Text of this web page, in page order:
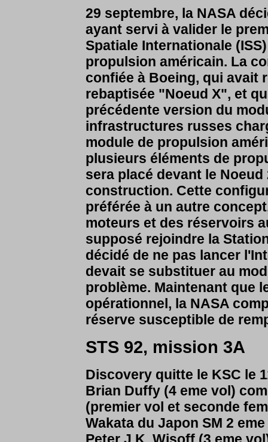
29 septembre, la NASA
ayant servi à valider le
Spatiale Internationale
propulsion américain. La
confiée à Boeing, qui avait
rebaptisée "Noeud X", et
précédente version du
infrastructures russes
module de propulsion
plusieurs éléments de
sera placé devant le
construction. Cette
préférée à un autre
moteurs et des réservoirs
supposé rejoindre la
décidé de ne pas lancer
devait se substituer au
problème. Maintenant que
opérationnel, la NASA
réserve susceptible de
STS 92, mission 3A
Discovery quitte le KSC le
Brian Duffy (4 eme vol)
(premier vol et seconde
Wakata du Japon SM 2
Peter J.K. Wisoff (3 eme